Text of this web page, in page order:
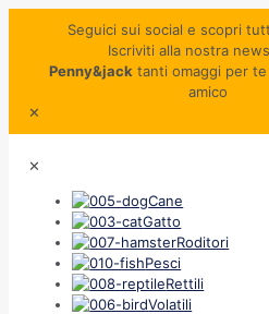
Seguici sui social e scopri
Iscriviti alla nostra
Penny&jack tanti omaggi per
amico
✕
✕
Cane
Gatto
Roditori
Pesci
Rettili
Volatili